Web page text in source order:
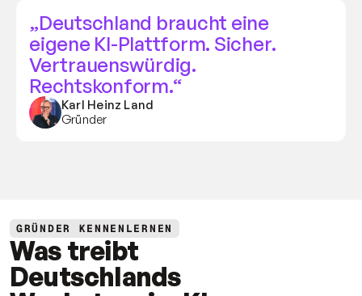
„Deutschland braucht eine
eigene KI-Plattform. Sicher.
Vertrauenswürdig.
Rechtskonform.“
Karl Heinz Land
Gründer
GRÜNDER KENNENLERNEN
Was treibt
Deutschlands